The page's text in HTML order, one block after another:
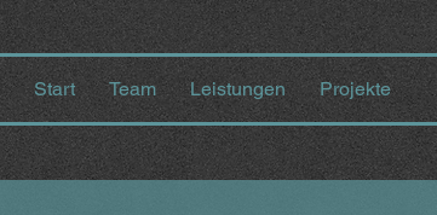
Start Team Leistungen Projekte